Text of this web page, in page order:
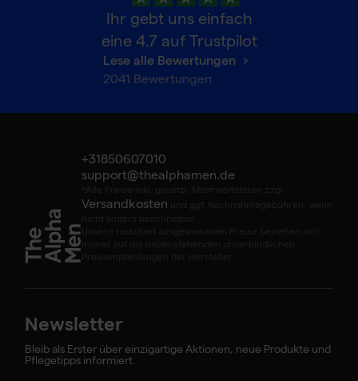
Ihr gebt uns einfach
eine 4.7 auf Trustpilot
Lese alle Bewertungen
2041 Bewertungen
+31850607010
support@thealphamen.de
Versandkosten
Newsletter
Bleib als Erster über einzigartige Aktionen, neue Produkte und
Pflegetipps informiert.